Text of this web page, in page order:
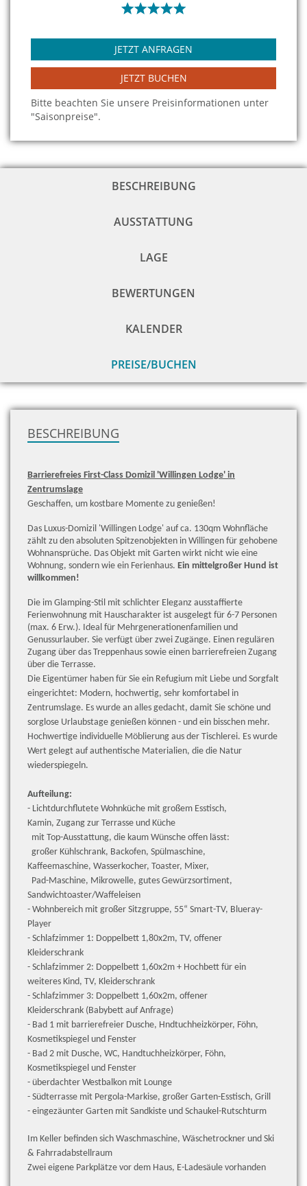
JETZT ANFRAGEN
JETZT BUCHEN
Bitte beachten Sie unsere Preisinformationen unter
"Saisonpreise".
BESCHREIBUNG
AUSSTATTUNG
LAGE
BEWERTUNGEN
KALENDER
PREISE/BUCHEN
BESCHREIBUNG
Barrierefreies First-Class Domizil 'Willingen Lodge' in
Zentrumslage
Geschaffen, um kostbare Momente zu genießen!
Das Luxus-Domizil 'Willingen Lodge' auf ca. 130qm Wohnfläche
zählt zu den absoluten Spitzenobjekten in Willingen für gehobene
Wohnansprüche. Das Objekt mit Garten wirkt nicht wie eine
Wohnung, sondern wie ein Ferienhaus. Ein mittelgroßer Hund ist
willkommen!
Die im Glamping-Stil mit schlichter Eleganz ausstaffierte
Ferienwohnung mit Hauscharakter ist ausgelegt für 6-7 Personen
(max. 6 Erw.). Ideal für Mehrgenerationenfamilien und
Genussurlauber. Sie verfügt über zwei Zugänge. Einen regulären
Zugang über das Treppenhaus sowie einen barrierefreien Zugang
über die Terrasse.
Die Eigentümer haben für Sie ein Refugium mit Liebe und Sorgfalt
eingerichtet: Modern, hochwertig, sehr komfortabel in
Zentrumslage. Es wurde an alles gedacht, damit Sie schöne und
sorglose Urlaubstage genießen können - und ein bisschen mehr.
Hochwertige individuelle Möblierung aus der Tischlerei. Es wurde
Wert gelegt auf authentische Materialien, die die Natur
wiederspiegeln.
Aufteilung:
- Lichtdurchflutete Wohnküche mit großem Esstisch,
Kamin, Zugang zur Terrasse und Küche
mit Top-Ausstattung, die kaum Wünsche offen lässt:
großer Kühlschrank, Backofen, Spülmaschine,
Kaffeemaschine, Wasserkocher, Toaster, Mixer,
Pad-Maschine, Mikrowelle, gutes Gewürzsortiment,
Sandwichtoaster/Waffeleisen
- Wohnbereich mit großer Sitzgruppe, 55“ Smart-TV, Blueray-
Player
- Schlafzimmer 1: Doppelbett 1,80x2m, TV, offener
Kleiderschrank
- Schlafzimmer 2: Doppelbett 1,60x2m + Hochbett für ein
weiteres Kind, TV, Kleiderschrank
- Schlafzimmer 3: Doppelbett 1,60x2m, offener
Kleiderschrank (Babybett auf Anfrage)
- Bad 1 mit barrierefreier Dusche, Hndtuchheizkörper, Föhn,
Kosmetikspiegel und Fenster
- Bad 2 mit Dusche, WC, Handtuchheizkörper, Föhn,
Kosmetikspiegel und Fenster
- überdachter Westbalkon mit Lounge
- Südterrasse mit Pergola-Markise, großer Garten-Esstisch, Grill
- eingezäunter Garten mit Sandkiste und Schaukel-Rutschturm
Im Keller befinden sich Waschmaschine, Wäschetrockner und Ski
& Fahrradabstellraum
Zwei eigene Parkplätze vor dem Haus, E-Ladesäule vorhanden